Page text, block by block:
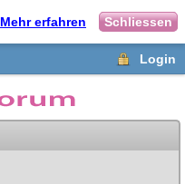
Mehr erfahren Schliessen
Login